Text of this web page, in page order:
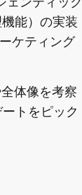
能）の実装
ケティング
体像を考察
トをピック